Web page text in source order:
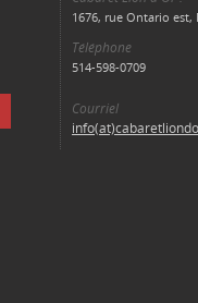
1676, rue Ontario est,
Téléphone
514-598-0709
Courriel